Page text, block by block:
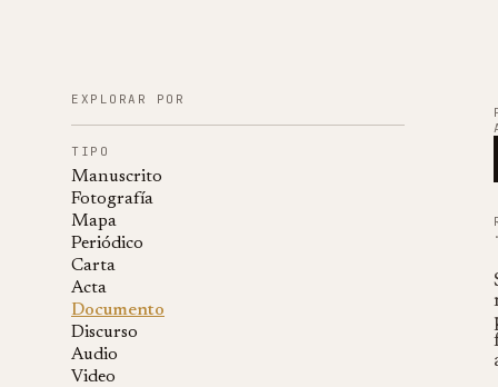
EXPLORAR POR
TIPO
Manuscrito
Fotografía
Mapa
Periódico
Carta
Acta
Documento
Discurso
Audio
Video